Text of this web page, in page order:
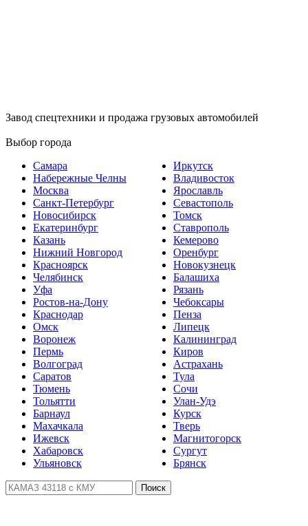
Завод спецтехники и продажа грузовых автомобилей
Выбор города
Самара
Набережные Челны
Москва
Санкт-Петербург
Новосибирск
Екатеринбург
Казань
Нижний Новгород
Красноярск
Челябинск
Уфа
Ростов-на-Дону
Краснодар
Омск
Воронеж
Пермь
Волгоград
Саратов
Тюмень
Тольятти
Барнаул
Махачкала
Ижевск
Хабаровск
Ульяновск
Иркутск
Владивосток
Ярославль
Севастополь
Томск
Ставрополь
Кемерово
Оренбург
Новокузнецк
Балашиха
Рязань
Чебоксары
Пенза
Липецк
Калининград
Киров
Астрахань
Тула
Сочи
Улан-Удэ
Курск
Тверь
Магнитогорск
Сургут
Брянск
Поиск